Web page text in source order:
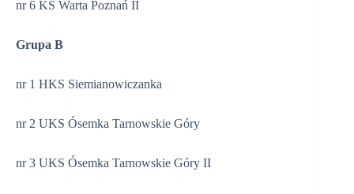
nr 6 KS Warta Poznań II
Grupa B
nr 1 HKS Siemianowiczanka
nr 2 UKS Ósemka Tarnowskie Góry
nr 3 UKS Ósemka Tarnowskie Góry II